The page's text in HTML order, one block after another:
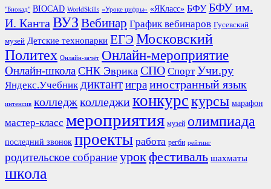
"Биокад" BIOCAD WorldSkills «Уроке цифры» «ЯКласс» БФУ БФУ им.
И. Канта ВУЗ Вебинар График вебинаров Гусевский
музей Детские технопарки ЕГЭ Московский
Политех Онлайн-зачёт Онлайн-мероприятие
Онлайн-школа СНК Эврика СПО Спорт Учи.ру
Яндекс.Учебник диктантиграиностранный язык
интенсив колледжколледжиконкурскурсы марафон
мастер-класс мероприятия музей олимпиада
последний звонок проекты работа регби рейтинг
родительское собраниеурокфестиваль шахматы
школа